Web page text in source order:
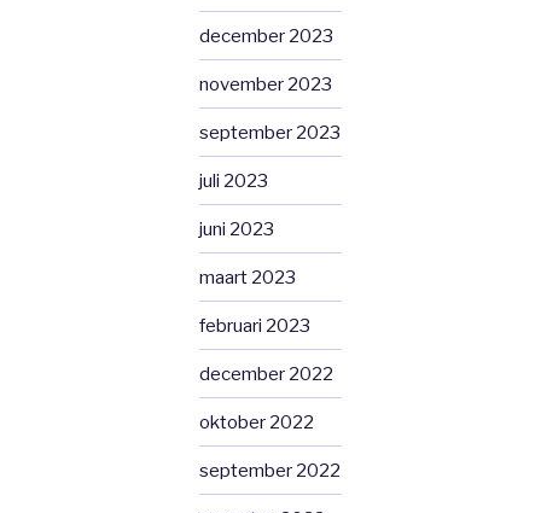
december 2023
november 2023
september 2023
juli 2023
juni 2023
maart 2023
februari 2023
december 2022
oktober 2022
september 2022